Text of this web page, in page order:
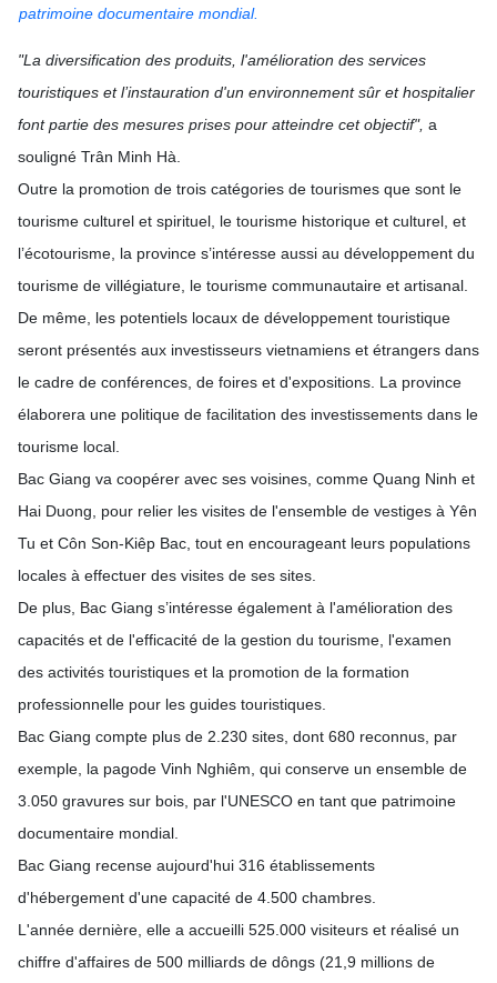
patrimoine documentaire mondial.
"La diversification des produits, l'amélioration des services
touristiques et l’instauration d'un environnement sûr et hospitalier
font partie des mesures prises pour atteindre cet objectif", a
souligné Trân Minh Hà.
Outre la promotion de trois catégories de tourismes que sont le
tourisme culturel et spirituel, le tourisme historique et culturel, et
l’écotourisme, la province s’intéresse aussi au développement du
tourisme de villégiature, le tourisme communautaire et artisanal.
De même, les potentiels locaux de développement touristique
seront présentés aux investisseurs vietnamiens et étrangers dans
le cadre de conférences, de foires et d'expositions. La province
élaborera une politique de facilitation des investissements dans le
tourisme local.
Bac Giang va coopérer avec ses voisines, comme Quang Ninh et
Hai Duong, pour relier les visites de l'ensemble de vestiges à Yên
Tu et Côn Son-Kiêp Bac, tout en encourageant leurs populations
locales à effectuer des visites de ses sites.
De plus, Bac Giang s’intéresse également à l'amélioration des
capacités et de l'efficacité de la gestion du tourisme, l'examen
des activités touristiques et la promotion de la formation
professionnelle pour les guides touristiques.
Bac Giang compte plus de 2.230 sites, dont 680 reconnus, par
exemple, la pagode Vinh Nghiêm, qui conserve un ensemble de
3.050 gravures sur bois, par l'UNESCO en tant que patrimoine
documentaire mondial.
Bac Giang recense aujourd'hui 316 établissements
d'hébergement d'une capacité de 4.500 chambres.
L'année dernière, elle a accueilli 525.000 visiteurs et réalisé un
chiffre d'affaires de 500 milliards de dôngs (21,9 millions de